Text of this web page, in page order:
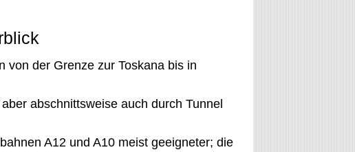
von der Grenze zur Toskana bis in
abschnittsweise auch durch Tunnel
A12 und A10 meist geeigneter; die